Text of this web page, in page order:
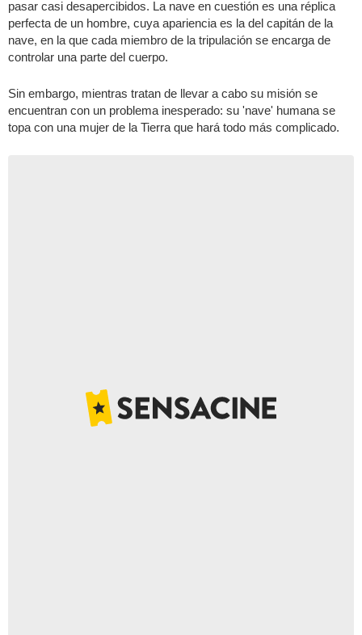
pasar casi desapercibidos. La nave en cuestión es una réplica
perfecta de un hombre, cuya apariencia es la del capitán de la
nave, en la que cada miembro de la tripulación se encarga de
controlar una parte del cuerpo.
Sin embargo, mientras tratan de llevar a cabo su misión se
encuentran con un problema inesperado: su 'nave' humana se
topa con una mujer de la Tierra que hará todo más complicado.